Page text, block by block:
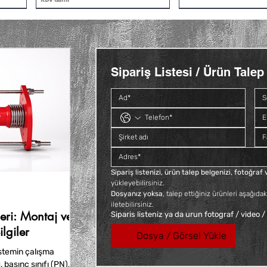
Siyah Kısa Deveboynu İç ve Dış
KDV dahil
Galvaniz Kuyruklu Konik Rakor
₺140,40
KDV dahil
Montaj ve
çalışma
sınıfı (PN),
Sipariş Listesi / Ürün
Sipariş listenizi, ürün talep belgenizi, fotoğraf
yükleyebilirsiniz.
Dosyanız yoksa, talep ettiğiniz ürünleri
iletebilirsiniz.
Siparis listeniz ya da urun fotograf / video /
Dosya / Görsel Yükle